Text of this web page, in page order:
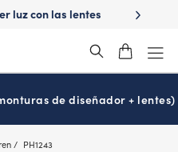
luz con las lentes
¿Es
de diseñador + lentes)
PH1243